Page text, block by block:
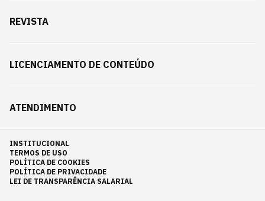
REVISTA
LICENCIAMENTO DE CONTEÚDO
ATENDIMENTO
INSTITUCIONAL
TERMOS DE USO
POLÍTICA DE COOKIES
POLÍTICA DE PRIVACIDADE
LEI DE TRANSPARÊNCIA SALARIAL